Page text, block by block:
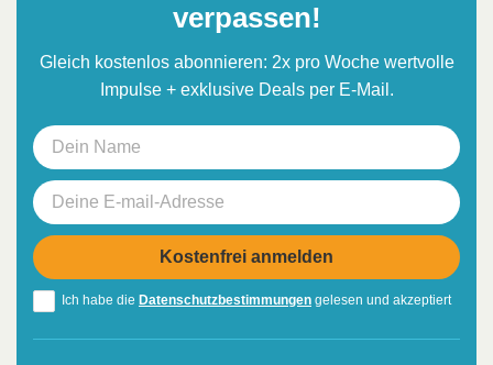
verpassen!
Gleich kostenlos abonnieren: 2x pro Woche wertvolle
Impulse + exklusive Deals per E-Mail.
Ich habe die Datenschutzbestimmungen gelesen und akzeptiert